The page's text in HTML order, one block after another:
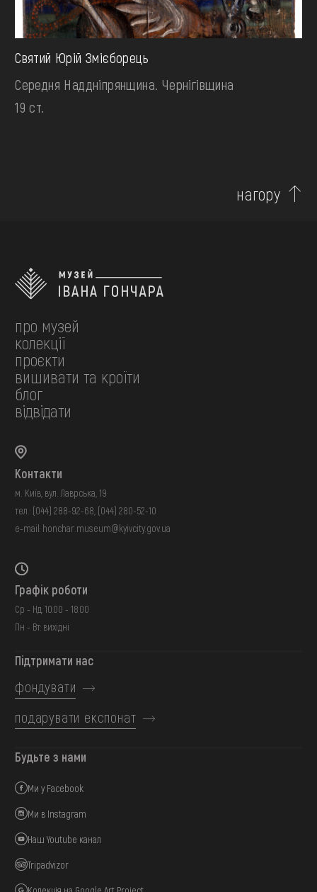
Святий Юрій Змієборець
Середня Наддніпрянщина. Чернігівщина
19 ст.
нагору
про музей
колекції
проєкти
вишивати та кроїти
блог
відвідати
Контакти
м. Київ, вул. Лаврська, 19
тел.: (044) 288-92-68 (044) 280-52-10
e-mail: honchar.museum@kyivcity.gov.ua
Графік роботи
Ср - Нд: 10:00 - 18:00
Пн - Вт: вихідні
Підтримати нас
фондувати
подарувати експонат
Будьте з нами
Ми у Facebook
Ми в Instagram
Наш Youtube канал
Tripadvizor